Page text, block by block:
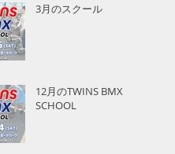
3月のスクール
12月のTWINS BMX
SCHOOL